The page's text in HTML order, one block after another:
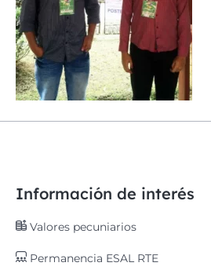
Información de interés
Valores pecuniarios
Permanencia ESAL RTE